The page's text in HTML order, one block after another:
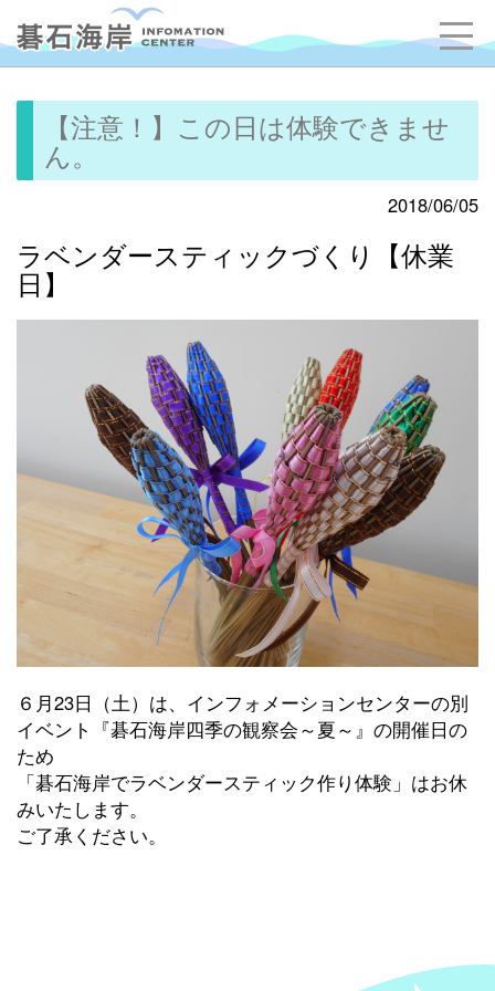
【注意！】この日は体験できませ
ん。
2018/06/05
ラベンダースティックづくり【休業
日】
６月23日（土）は、インフォメーションセンターの別
イベント『碁石海岸四季の観察会～夏～』の開催日の
ため
「碁石海岸でラベンダースティック作り体験」はお休
みいたします。
ご了承ください。